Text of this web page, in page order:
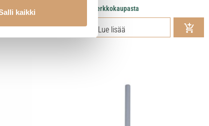
kaikki Heti saatavilla verkkokaupasta
Lue lisää